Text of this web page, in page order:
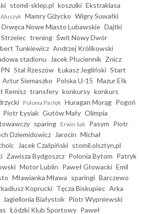
stomil-sklep.pl koszulki Ekstraklasa
Mamry Giżycko Wigry Suwałki
Drwęca Nowe Miasto Lubawskie Dajtki
Strzelec trening Świt Nowy Dwór
Tunkiewicz Andrzej Królikowski
stadionu Jacek Płuciennik Znicz
Stal Rzeszów Łukasz Jegliński Start
Artur Siemaszko Polska U-15 Mazur Ełk
Remisz transfery konkursy konkurs
Polonia Pasłęk Huragan Morąg Pogoń
Piotr Łysiak Gutów Mały Olimpia
sparing Erwin Sak Pasym Piotr
Dziemidowicz Jarocin Michał
Jacek Czałpiński stomil.olsztyn.pl
Zawisza Bydgoszcz Polonia Bytom Patryk
Motor Lublin Paweł Głowacki Emil
Mławianka Mława sparingi Barczewo
Koprucki Tęcza Biskupiec Arka
Jagiellonia Białystok Piotr Wypniewski
Łódzki Klub Sportowy Paweł